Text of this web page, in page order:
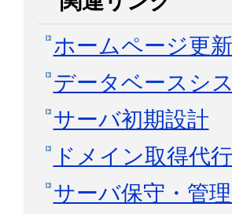
ホームページ更
データベースシ
サーバ初期設計
ドメイン取得代
サーバ保守・管